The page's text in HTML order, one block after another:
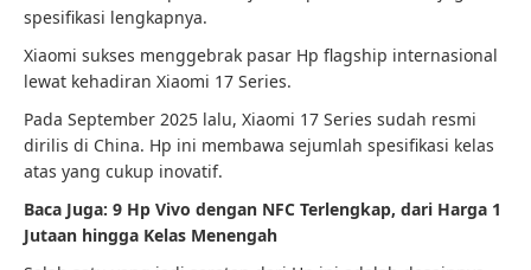
spesifikasi lengkapnya.
Xiaomi sukses menggebrak pasar Hp flagship internasional
lewat kehadiran Xiaomi 17 Series.
Pada September 2025 lalu, Xiaomi 17 Series sudah resmi
dirilis di China. Hp ini membawa sejumlah spesifikasi kelas
atas yang cukup inovatif.
Baca Juga: 9 Hp Vivo dengan NFC Terlengkap, dari Harga 1
Jutaan hingga Kelas Menengah